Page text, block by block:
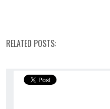
RELATED POSTS: